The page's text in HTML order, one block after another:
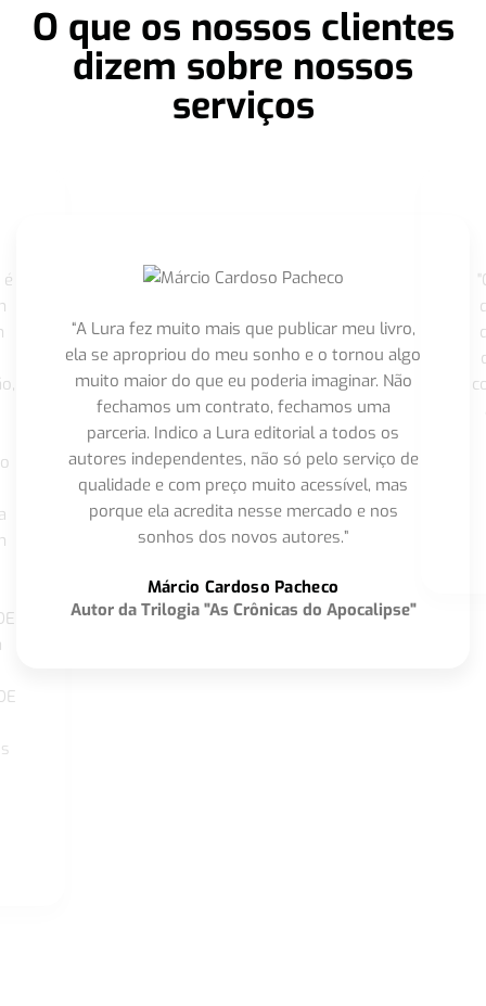
O que os nossos clientes
dizem sobre nossos
serviços
“A Lura fez muito mais que publicar meu livro,
ela se apropriou do meu sonho e o tornou algo
muito maior do que eu poderia imaginar. Não
fechamos um contrato, fechamos uma
parceria. Indico a Lura editorial a todos os
autores independentes, não só pelo serviço de
qualidade e com preço muito acessível, mas
porque ela acredita nesse mercado e nos
sonhos dos novos autores.”
Márcio Cardoso Pacheco
Autor da Trilogia "As Crônicas do Apocalipse"